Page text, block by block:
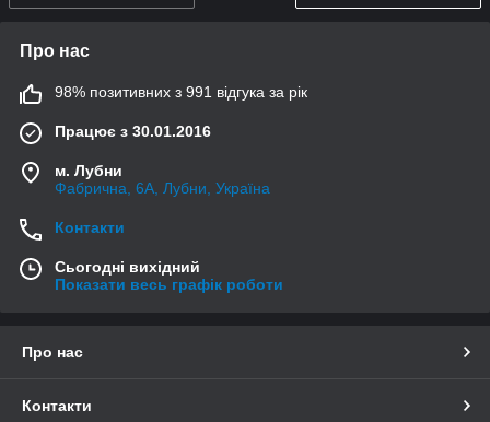
Про нас
98% позитивних з 991 відгука за рік
Працює з 30.01.2016
м. Лубни
Фабрична, 6А, Лубни, Україна
Контакти
Сьогодні вихідний
Показати весь графік роботи
Про нас
Контакти